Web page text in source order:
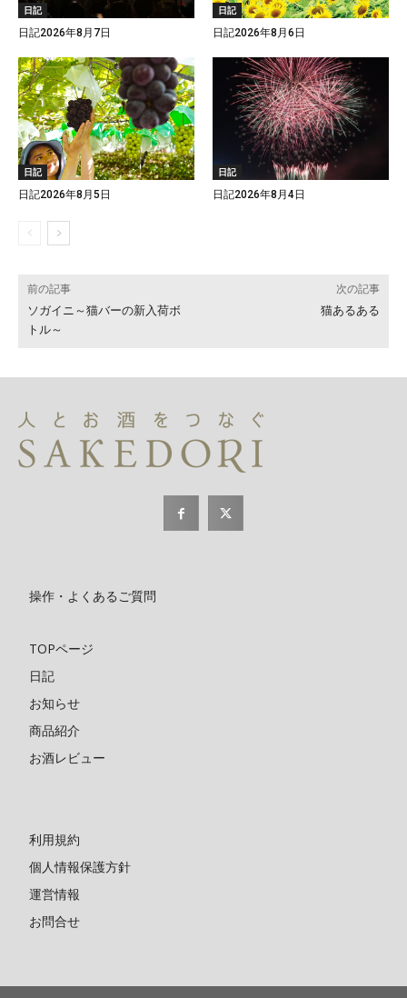
日記
日記2026年8月7日
日記
日記2026年8月6日
日記
日記2026年8月5日
日記
日記2026年8月4日
前の記事
ソガイニ～猫バーの新入荷ボ
トル～
次の記事
猫あるある
操作・よくあるご質問
TOPページ
日記
お知らせ
商品紹介
お酒レビュー
利用規約
個人情報保護方針
運営情報
お問合せ